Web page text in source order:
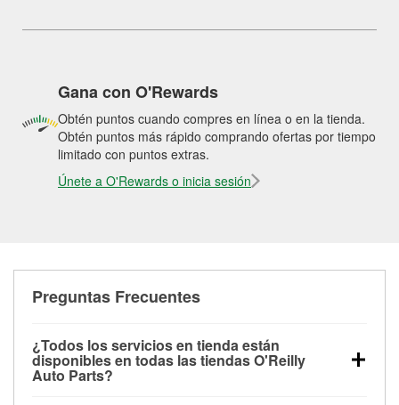
Gana con O'Rewards
Obtén puntos cuando compres en línea o en la tienda.
Obtén puntos más rápido comprando ofertas por tiempo
limitado con puntos extras.
Únete a O'Rewards o inicia sesión
Preguntas Frecuentes
¿Todos los servicios en tienda están
disponibles en todas las tiendas O'Reilly
Auto Parts?